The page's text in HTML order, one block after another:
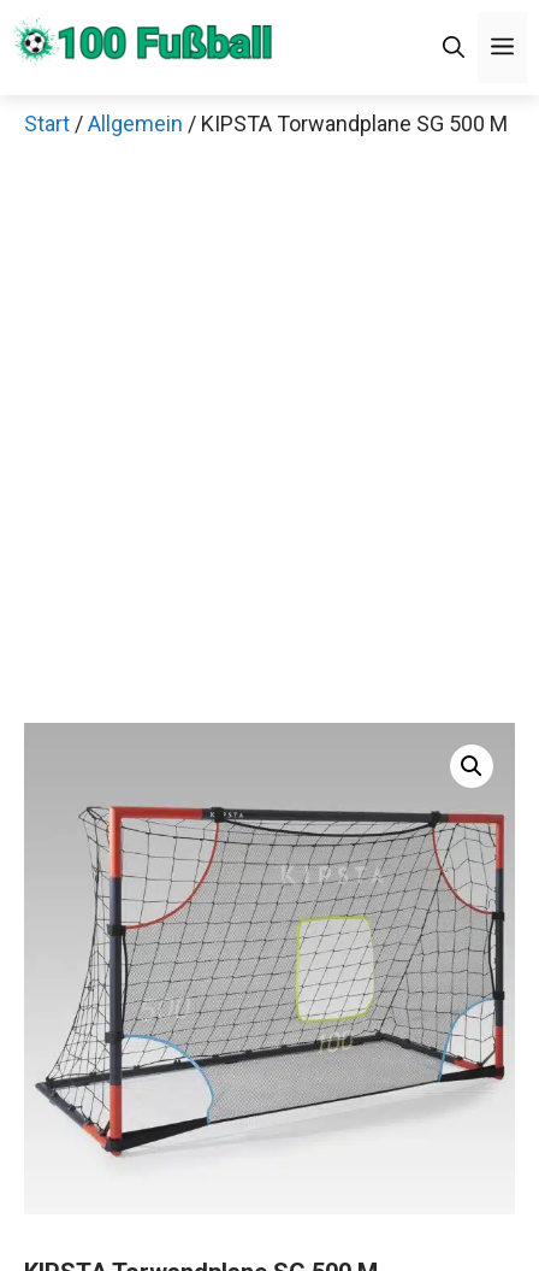
Zum
Inhalt
Start /Allgemein / KIPSTA Torwandplane SG 500 M